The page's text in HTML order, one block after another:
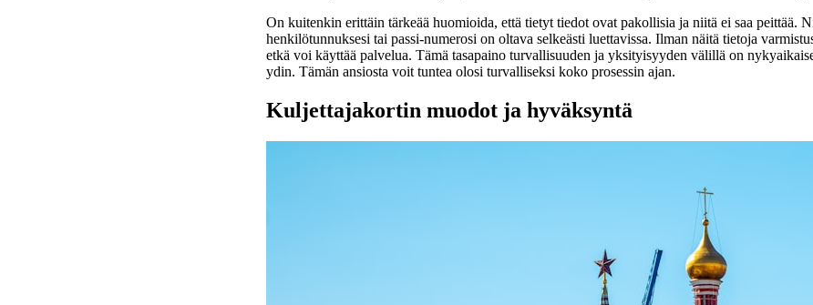
On kuitenkin erittäin tärkeää huomioida, että tietyt tiedot ovat pakollisia ja niitä ei saa peittää.
henkilötunnuksesi tai passi-numerosi on oltava selkeästi luettavissa. Ilman näitä tietoja
etkä voi käyttää palvelua. Tämä tasapaino turvallisuuden ja yksityisyyden välillä on
ydin. Tämän ansiosta voit tuntea olosi turvalliseksi koko prosessin ajan.
Kuljettajakortin muodot ja hyväksyntä